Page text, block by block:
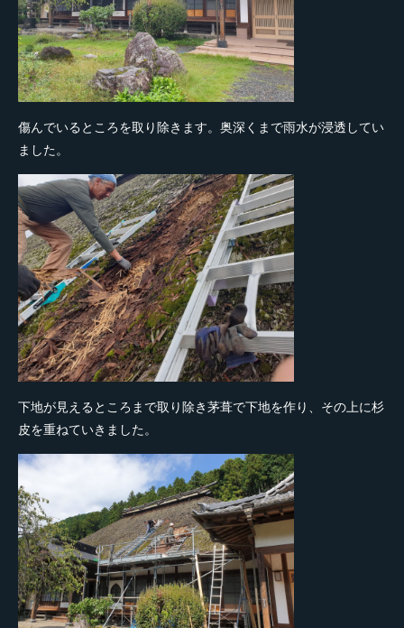
傷んでいるところを取り除きます。奥深くまで雨水が浸透してい
ました。
下地が見えるところまで取り除き茅葺で下地を作り、その上に杉
皮を重ねていきました。